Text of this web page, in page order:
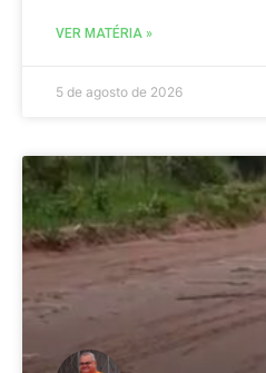
VER MATÉRIA »
5 de agosto de 2026